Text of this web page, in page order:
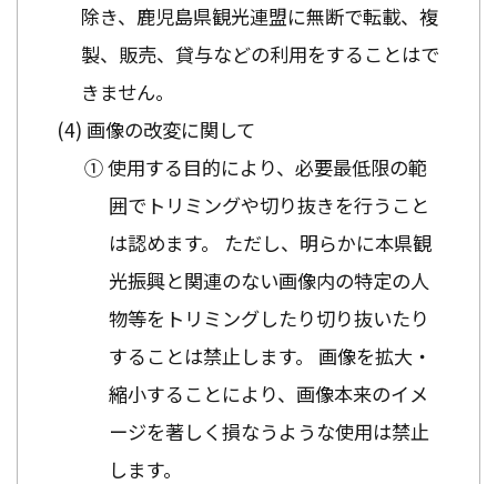
除き、鹿児島県観光連盟に無断で転載、複
製、販売、貸与などの利用をすることはで
きません。
画像の改変に関して
① 使用する目的により、必要最低限の範
囲でトリミングや切り抜きを行うこと
は認めます。 ただし、明らかに本県観
光振興と関連のない画像内の特定の人
物等をトリミングしたり切り抜いたり
することは禁止します。 画像を拡大・
縮小することにより、画像本来のイメ
ージを著しく損なうような使用は禁止
します。